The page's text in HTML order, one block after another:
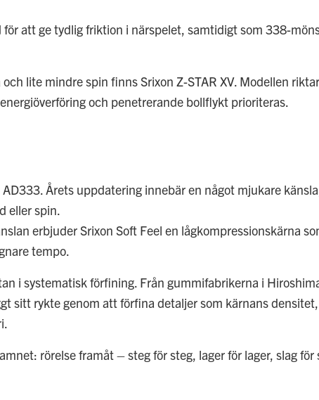
att ge tydlig friktion i närspelet, samtidigt som 338-
lite mindre spin finns Srixon Z-STAR XV. Modellen
och penetrerande bollflykt prioriteras.
Årets uppdatering innebär en något mjukare
eller spin.
erbjuder Srixon Soft Feel en lågkompressionskärna
tempo.
i systematisk förfining. Från gummifabrikerna i
sitt rykte genom att förfina detaljer som kärnans densitet,
rörelse framåt – steg för steg, lager för lager, slag för